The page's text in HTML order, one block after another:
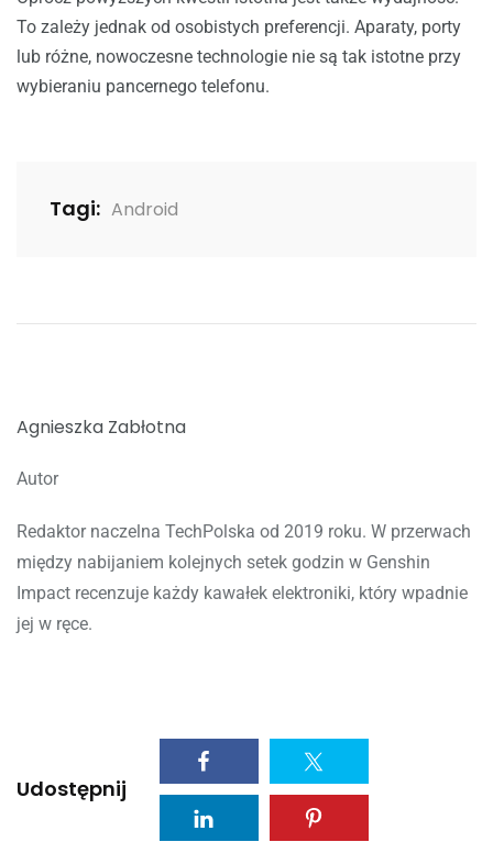
To zależy jednak od osobistych preferencji. Aparaty, porty
lub różne, nowoczesne technologie nie są tak istotne przy
wybieraniu pancernego telefonu.
Tagi: Android
Agnieszka Zabłotna
Autor
Redaktor naczelna TechPolska od 2019 roku. W przerwach
między nabijaniem kolejnych setek godzin w Genshin
Impact recenzuje każdy kawałek elektroniki, który wpadnie
jej w ręce.
Udostępnij